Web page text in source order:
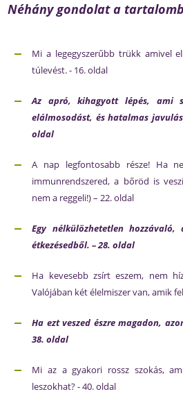
Néhány gondolat a
Mi a legegyszerűbb trükk amivel
túlevést. - 16. oldal
Az apró, kihagyott lépés, ami
elálmosodást, és hatalmas
oldal
A nap legfontosabb része! Ha
immunrendszered, a bőröd is
nem a reggeli!) – 22. oldal
Egy nélkülözhetetlen
étkezésedből. – 28. oldal
Ha kevesebb zsírt eszem, nem
Valójában két élelmiszer van, amik
Ha ezt veszed észremagadon,
38. oldal
Mi az a gyakori rossz szokás,
leszokhat? - 40. oldal